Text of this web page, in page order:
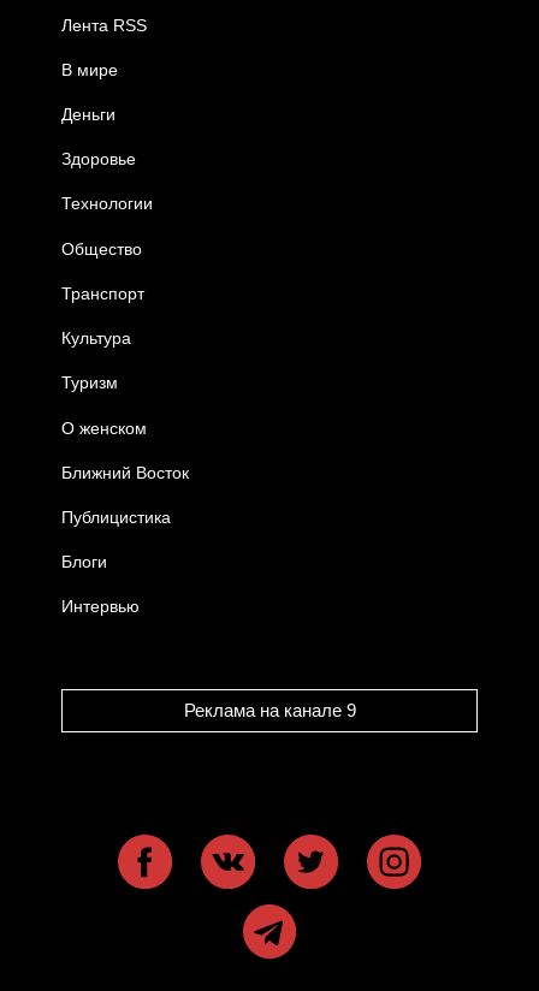
Лента RSS
В мире
Деньги
Здоровье
Технологии
Общество
Транспорт
Культура
Туризм
О женском
Ближний Восток
Публицистика
Блоги
Интервью
Реклама на канале 9